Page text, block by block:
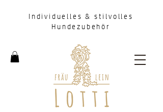
Individuelles & stilvolles
Hundezubehör